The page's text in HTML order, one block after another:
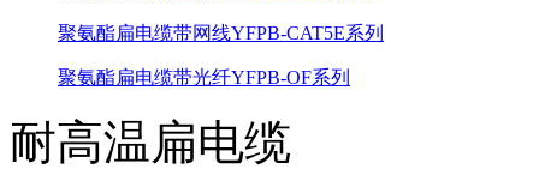
聚氨酯扁电缆带网线YFPB-CAT5E系列
聚氨酯扁电缆带光纤YFPB-OF系列
耐高温扁电缆